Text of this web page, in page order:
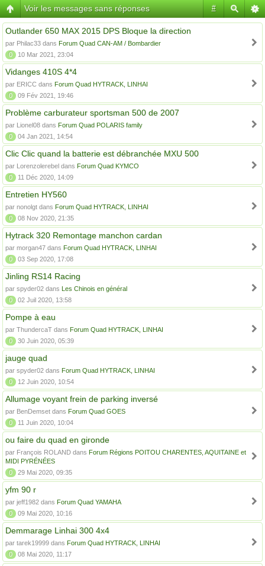
#
Voir les messages sans réponses
Outlander 650 MAX 2015 DPS Bloque la direction
par Philac33 dans Forum Quad CAN-AM / Bombardier
0
10 Mar 2021, 23:04
Vidanges 410S 4*4
par ERICC dans Forum Quad HYTRACK, LINHAI
0
09 Fév 2021, 19:46
Problème carburateur sportsman 500 de 2007
par Lionel08 dans Forum Quad POLARIS family
0
04 Jan 2021, 14:54
Clic Clic quand la batterie est débranchée MXU 500
par Lorenzolerebel dans Forum Quad KYMCO
0
11 Déc 2020, 14:09
Entretien HY560
par nonolgt dans Forum Quad HYTRACK, LINHAI
0
08 Nov 2020, 21:35
Hytrack 320 Remontage manchon cardan
par morgan47 dans Forum Quad HYTRACK, LINHAI
0
03 Sep 2020, 17:08
Jinling RS14 Racing
par spyder02 dans Les Chinois en général
0
02 Juil 2020, 13:58
Pompe à eau
par ThundercaT dans Forum Quad HYTRACK, LINHAI
0
30 Juin 2020, 05:39
jauge quad
par spyder02 dans Forum Quad HYTRACK, LINHAI
0
12 Juin 2020, 10:54
Allumage voyant frein de parking inversé
par BenDemset dans Forum Quad GOES
0
11 Juin 2020, 10:04
ou faire du quad en gironde
par François ROLAND dans Forum Régions POITOU CHARENTES, AQUITAINE et
MIDI PYRÉNÉES
0
29 Mai 2020, 09:35
yfm 90 r
par jeff1982 dans Forum Quad YAMAHA
0
09 Mai 2020, 10:16
Demmarage Linhai 300 4x4
par tarek19999 dans Forum Quad HYTRACK, LINHAI
0
08 Mai 2020, 11:17